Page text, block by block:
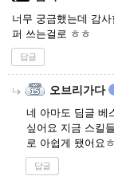
너무 궁금했는데 감
퍼 쓰는걸로 ㅎㅎ
답글
오브리가다
네 아마도 딤글 베
싶어요 지금 스킬
로 아쉽게 됐어요
답글